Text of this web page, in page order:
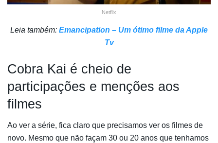
Netflix
Leia também: Emancipation – Um ótimo filme da Apple
Tv
Cobra Kai é cheio de
participações e menções aos
filmes
Ao ver a série, fica claro que precisamos ver os filmes de
novo. Mesmo que não façam 30 ou 20 anos que tenhamos